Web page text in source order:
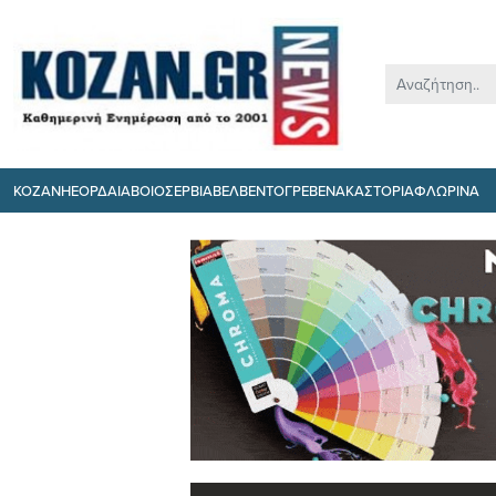
ΚΟΖΑΝΗΕΟΡΔΑΙΑΒΟΙΟΣΕΡΒΙΑΒΕΛΒΕΝΤΟΓΡΕΒΕΝΑΚΑΣΤΟΡΙΑΦΛΩΡΙΝΑ